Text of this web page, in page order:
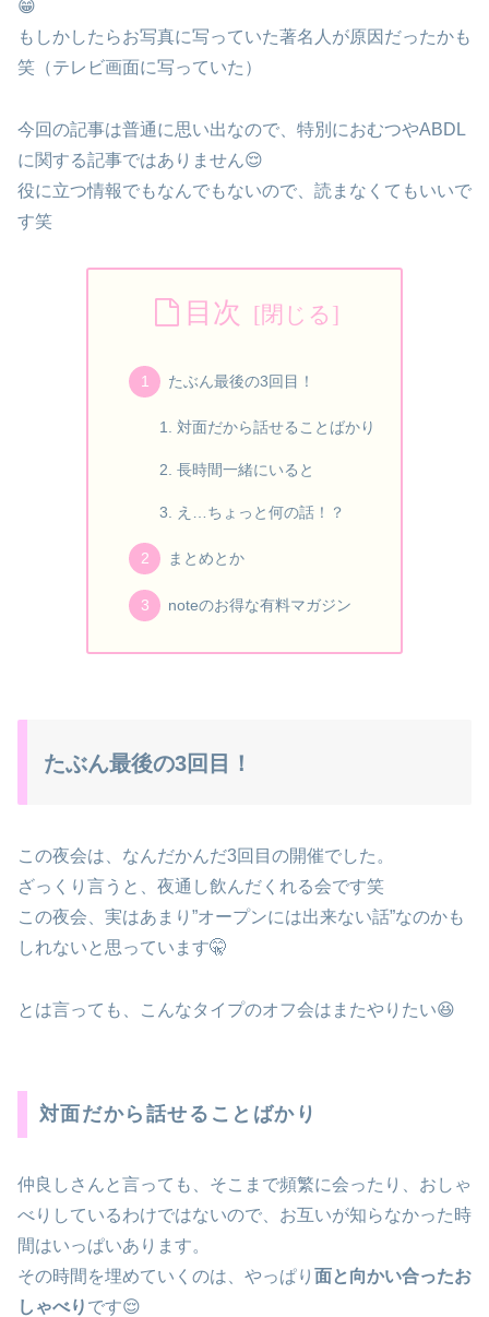
😁
もしかしたらお写真に写っていた著名人が原因だったかも
笑（テレビ画面に写っていた）
今回の記事は普通に思い出なので、特別におむつやABDL
に関する記事ではありません😌
役に立つ情報でもなんでもないので、読まなくてもいいで
す笑
目次
たぶん最後の3回目！
対面だから話せることばかり
長時間一緒にいると
え…ちょっと何の話！？
まとめとか
noteのお得な有料マガジン
たぶん最後の3回目！
この夜会は、なんだかんだ3回目の開催でした。
ざっくり言うと、夜通し飲んだくれる会です笑
この夜会、実はあまり”オープンには出来ない話”なのかも
しれないと思っています🤫
とは言っても、こんなタイプのオフ会はまたやりたい😆
対面だから話せることばかり
仲良しさんと言っても、そこまで頻繁に会ったり、おしゃ
べりしているわけではないので、お互いが知らなかった時
間はいっぱいあります。
その時間を埋めていくのは、やっぱり 面と向かい合ったお
しゃべり です😌